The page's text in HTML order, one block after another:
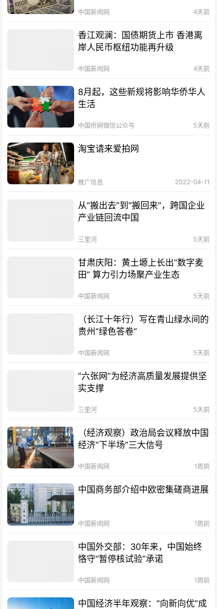
中国新闻网 4天前
香江观澜：国债期货上市 香港离
岸人民币枢纽功能再升级
中国新闻网 4天前
8月起，这些新规将影响华侨华人
生活
中国侨网微信公众号 5天前
淘宝请来爱拍网
推广信息 2022-04-11
从“搬出去”到“搬回来”，跨国企业
产业链回流中国
三里河 5天前
甘肃庆阳：黄土塬上长出“数字麦
田” 算力引力场聚产业生态
中国新闻网 5天前
（长江十年行）写在青山绿水间的
贵州“绿色答卷”
中国新闻网 5天前
“六张网”为经济高质量发展提供坚
实支撑
三里河 5天前
（经济观察）政治局会议释放中国
经济“下半场”三大信号
中国新闻网 1周前
中国商务部介绍中欧密集磋商进展
中国新闻网 1周前
中国外交部：30年来，中国始终
恪守“暂停核试验”承诺
中国新闻网 1周前
中国经济半年观察：“向新向优”成